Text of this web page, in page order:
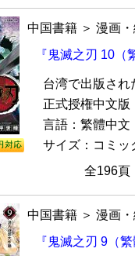
中国書籍 ＞ 漫画
『鬼滅之刃 10
台湾で出版され
正式授権中文版
言語：繁體中文
サイズ：コミッ
全196
中国書籍 ＞ 漫画
『鬼滅之刃 9（